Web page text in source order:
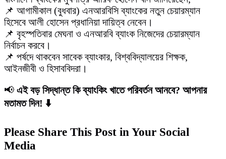
📌 আগামীকাল (বুধবার) এনআরবিসি ব্যাংকের নতুন চেয়ারম্যান
হিসেবে আলী হোসেন প্রধানিয়া দায়িত্ব নেবেন।
📌 বৃহস্পতিবার মেঘনা ও এনআরবি ব্যাংক নিজেদের চেয়ারম্যান
নির্বাচন করবে।
📌 পর্ষদে থাকবেন সাবেক ব্যাংকার, বিশ্ববিদ্যালয়ের শিক্ষক,
আইনজীবী ও হিসাববিদরা।
📢 এই বড় সিদ্ধান্ত কি ব্যাংকিং খাতে পরিবর্তন আনবে? আপনার
মতামত দিন! ⬇️
Please Share This Post in Your Social
Media